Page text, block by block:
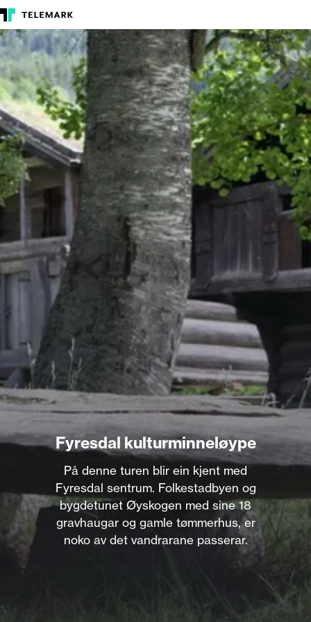
Fyresdal kulturminneløype
På denne turen blir ein kjent med
Fyresdal sentrum. Folkestadbyen og
bygdetunet Øyskogen med sine 18
gravhaugar og gamle tømmerhus, er
noko av det vandrarane passerar.